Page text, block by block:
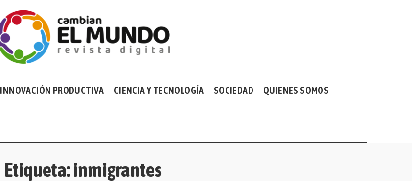
INNOVACIÓN PRODUCTIVA CIENCIA Y TECNOLOGÍA SOCIEDAD QUIENES SOMOS
Etiqueta:inmigrantes